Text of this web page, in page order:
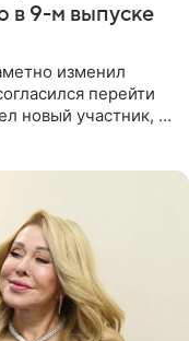
в 9-м выпуске
изменил
перейти
новый участник, а